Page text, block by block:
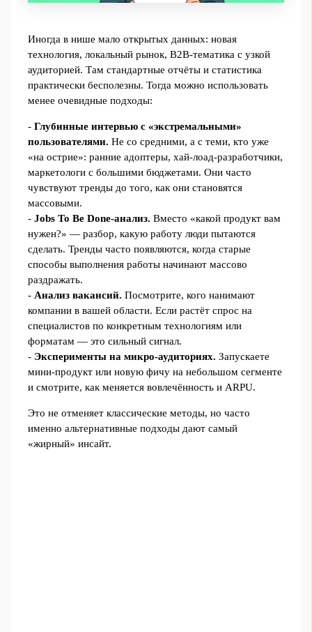
Иногда в нише мало открытых данных: новая
технология, локальный рынок, B2B‑тематика с узкой
аудиторией. Там стандартные отчёты и статистика
практически бесполезны. Тогда можно использовать
менее очевидные подходы:
- Глубинные интервью с «экстремальными»
пользователями. Не со средними, а с теми, кто уже
«на острие»: ранние адоптеры, хай‑лоад‑разработчики,
маркетологи с большими бюджетами. Они часто
чувствуют тренды до того, как они становятся
массовыми.
- Jobs To Be Done‑анализ. Вместо «какой продукт вам
нужен?» — разбор, какую работу люди пытаются
сделать. Тренды часто появляются, когда старые
способы выполнения работы начинают массово
раздражать.
- Анализ вакансий. Посмотрите, кого нанимают
компании в вашей области. Если растёт спрос на
специалистов по конкретным технологиям или
форматам — это сильный сигнал.
- Эксперименты на микро‑аудиториях. Запускаете
мини‑продукт или новую фичу на небольшом сегменте
и смотрите, как меняется вовлечённость и ARPU.
Это не отменяет классические методы, но часто
именно альтернативные подходы дают самый
«жирный» инсайт.